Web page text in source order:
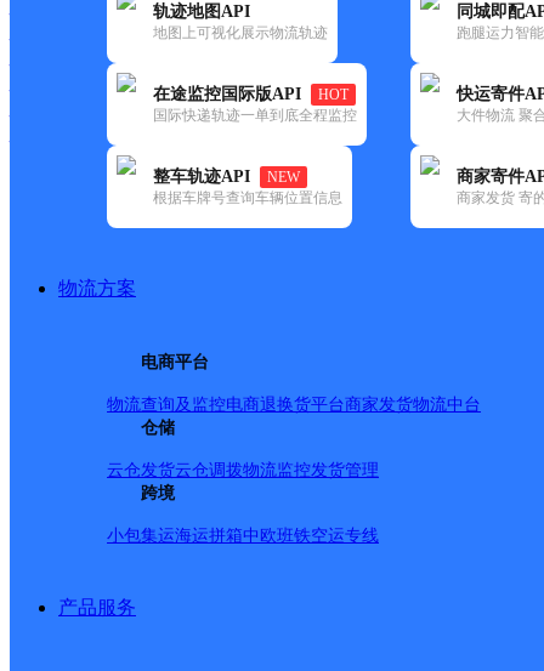
轨迹地图API
地图上可视化展示物流轨迹
在途监控国际版API
HOT
国际快递轨迹一单到底全程监控
整车轨迹API
NEW
根据车牌号查询车辆位置信息
同城即配
跑腿运力智
快运寄件
大件物流 聚
商家寄件
商家发货 寄
物流方案
电商平台
物流查询及监控电商退换货平台商家发货物流中台
仓储
云仓发货云仓调拨物流监控发货管理
跨境
小包集运海运拼箱中欧班铁空运专线
产品服务
网点筛选
圆通速递(21) 韵达速递(83) 宅急送(1) 中通快递(15)
黄岩区(49)
仙居县,台州市,快递网点